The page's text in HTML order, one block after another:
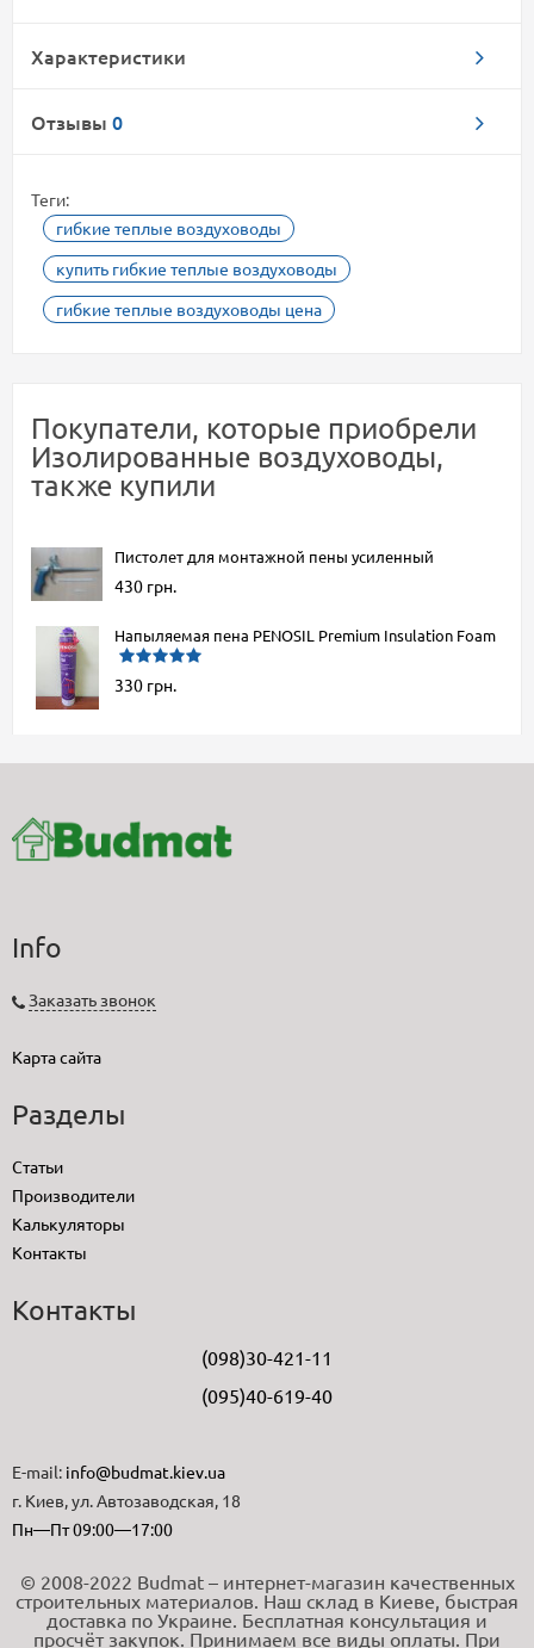
Характеристики
Отзывы 0
Теги:
гибкие теплые воздуховоды
купить гибкие теплые воздуховоды
гибкие теплые воздуховоды цена
Покупатели, которые приобрели
Изoлированные воздуховоды,
также купили
Пистолет для монтажной пены усиленный
430 грн.
Напыляемая пена PENOSIL Premium Insulation Foam
330 грн.
Info
Заказать звонок
Карта сайта
Разделы
Статьи
Производители
Калькуляторы
Контакты
Контакты
(098)30-421-11
(095)40-619-40
E-mail: info@budmat.kiev.ua
г. Киев, ул. Автозаводская, 18
Пн—Пт 09:00—17:00
© 2008-2022 Budmat – интернет-магазин качественных
строительных материалов. Наш склад в Киеве, быстрая
доставка по Украине. Бесплатная консультация и
просчёт закупок. Принимаем все виды оплаты. При